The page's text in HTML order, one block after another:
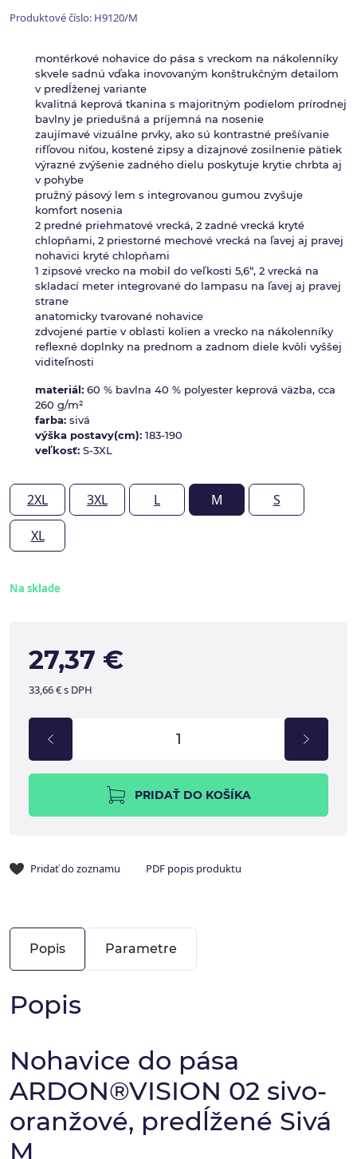
Produktové číslo: H9120/M
montérkové nohavice do pása s vreckom na nákolenníky
skvele sadnú vďaka inovovaným konštrukčným detailom
v predĺženej variante
kvalitná keprová tkanina s majoritným podielom prírodnej
bavlny je priedušná a príjemná na nosenie
zaujímavé vizuálne prvky, ako sú kontrastné prešívanie
rifľovou niťou, kostené zipsy a dizajnové zosilnenie pätiek
výrazné zvýšenie zadného dielu poskytuje krytie chrbta aj
v pohybe
pružný pásový lem s integrovanou gumou zvyšuje
komfort nosenia
2 predné priehmatové vrecká, 2 zadné vrecká kryté
chlopňami, 2 priestorné mechové vrecká na ľavej aj pravej
nohavici kryté chlopňami
1 zipsové vrecko na mobil do veľkosti 5,6“, 2 vrecká na
skladací meter integrované do lampasu na ľavej aj pravej
strane
anatomicky tvarované nohavice
zdvojené partie v oblasti kolien a vrecko na nákolenníky
reflexné doplnky na prednom a zadnom diele kvôli vyššej
viditeľnosti
materiál: 60 % bavlna 40 % polyester keprová väzba, cca
260 g/m²
farba: sivá
výška postavy(cm): 183-190
veľkosť: S-3XL
2XL 3XL L M S
XL
Na sklade
27,37 €
33,66 € s DPH
PRIDAŤ DO KOŠÍKA
Pridať do zoznamu PDF popis produktu
Popis Parametre
Popis
Nohavice do pása
ARDON®VISION 02 sivo-
oranžové, predĺžené Sivá
M